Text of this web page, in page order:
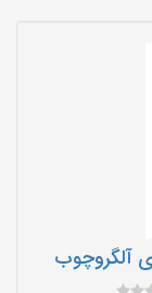
آلگروچوب